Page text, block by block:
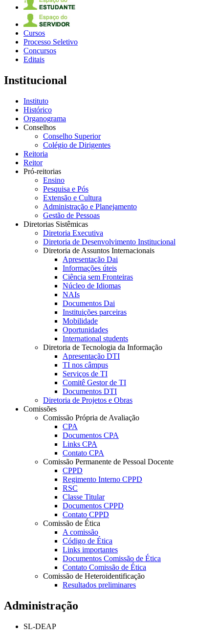
Cursos
Processo Seletivo
Concursos
Editais
Institucional
Instituto
Histórico
Organograma
Conselhos
Conselho Superior
Colégio de Dirigentes
Reitoria
Reitor
Pró-reitorias
Ensino
Pesquisa e Pós
Extensão e Cultura
Administração e Planejamento
Gestão de Pessoas
Diretorias Sistêmicas
Diretoria Executiva
Diretoria de Desenvolvimento Institucional
Diretoria de Assuntos Internacionais
Apresentação Dai
Informações úteis
Ciência sem Fronteiras
Núcleo de Idiomas
NAIs
Documentos Dai
Instituições parceiras
Mobilidade
Oportunidades
International students
Diretoria de Tecnologia da Informação
Apresentação DTI
TI nos câmpus
Serviços de TI
Comitê Gestor de TI
Documentos DTI
Diretoria de Projetos e Obras
Comissões
Comissão Própria de Avaliação
CPA
Documentos CPA
Links CPA
Contato CPA
Comissão Permanente de Pessoal Docente
CPPD
Regimento Interno CPPD
RSC
Classe Titular
Documentos CPPD
Contato CPPD
Comissão de Ética
A comissão
Código de Ética
Links importantes
Documentos Comissão de Ética
Contato Comissão de Ética
Comissão de Heteroidentificação
Resultados preliminares
Administração
SL-DEAP